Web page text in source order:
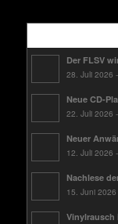
Der FLSV
28. Juli 2026
Neue CD-
22. Juli 2026
Neuer
12. Juli 2026
Nachlese
15. Juni
Vinylrausch